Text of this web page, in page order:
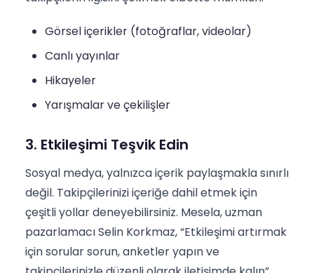
Görsel içerikler (fotoğraflar, videolar)
Canlı yayınlar
Hikayeler
Yarışmalar ve çekilişler
3. Etkileşimi Teşvik Edin
Sosyal medya, yalnızca içerik paylaşmakla sınırlı
değil. Takipçilerinizi içeriğe dahil etmek için
çeşitli yollar deneyebilirsiniz. Mesela, uzman
pazarlamacı Selin Korkmaz, “Etkileşimi artırmak
için sorular sorun, anketler yapın ve